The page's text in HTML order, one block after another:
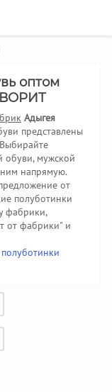
оптом
Адыгея
представлены
обуви, мужской
напрямую.
от
полуботинки
фабрики,
от фабрики" и